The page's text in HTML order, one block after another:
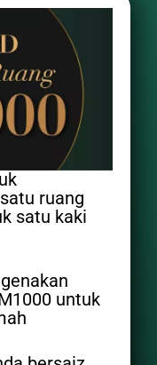
ruang
satu kaki
untuk